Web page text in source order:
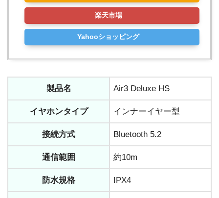
楽天市場
Yahooショッピング
製品名 Air3 Deluxe HS
イヤホンタイプ インナーイヤー型
接続方式 Bluetooth 5.2
通信範囲 約10m
防水規格 IPX4